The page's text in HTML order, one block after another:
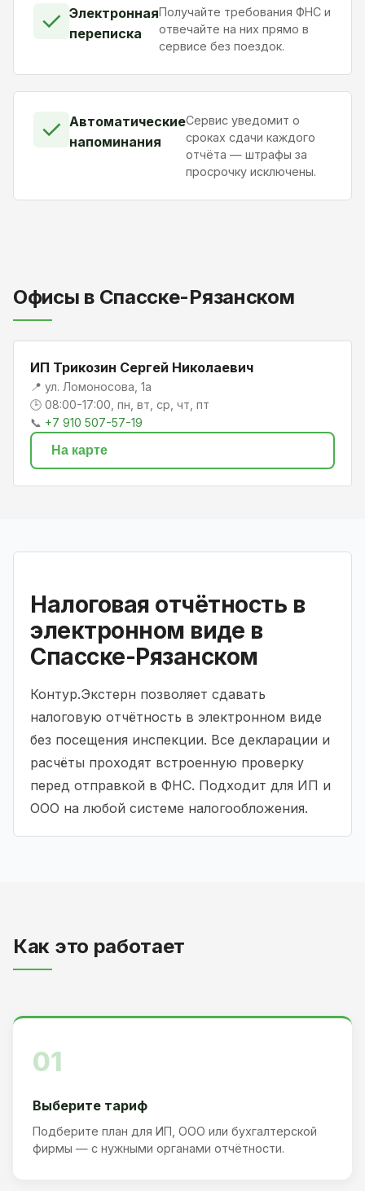
✓ Электронная
переписка
Получайте требования ФНС и
отвечайте на них прямо в
сервисе без поездок.
✓ Автоматические
напоминания
Сервис уведомит о
сроках сдачи каждого
отчёта — штрафы за
просрочку исключены.
Офисы в Спасске-Рязанском
ИП Трикозин Сергей Николаевич
📍 ул. Ломоносова, 1а
🕒 08:00-17:00, пн, вт, ср, чт, пт
📞 +7 910 507-57-19
На карте
Налоговая отчётность в
электронном виде в
Спасске-Рязанском
Контур.Экстерн позволяет сдавать
налоговую отчётность в электронном виде
без посещения инспекции. Все декларации и
расчёты проходят встроенную проверку
перед отправкой в ФНС. Подходит для ИП и
ООО на любой системе налогообложения.
Как это работает
01
Выберите тариф
Подберите план для ИП, ООО или бухгалтерской
фирмы — с нужными органами отчётности.